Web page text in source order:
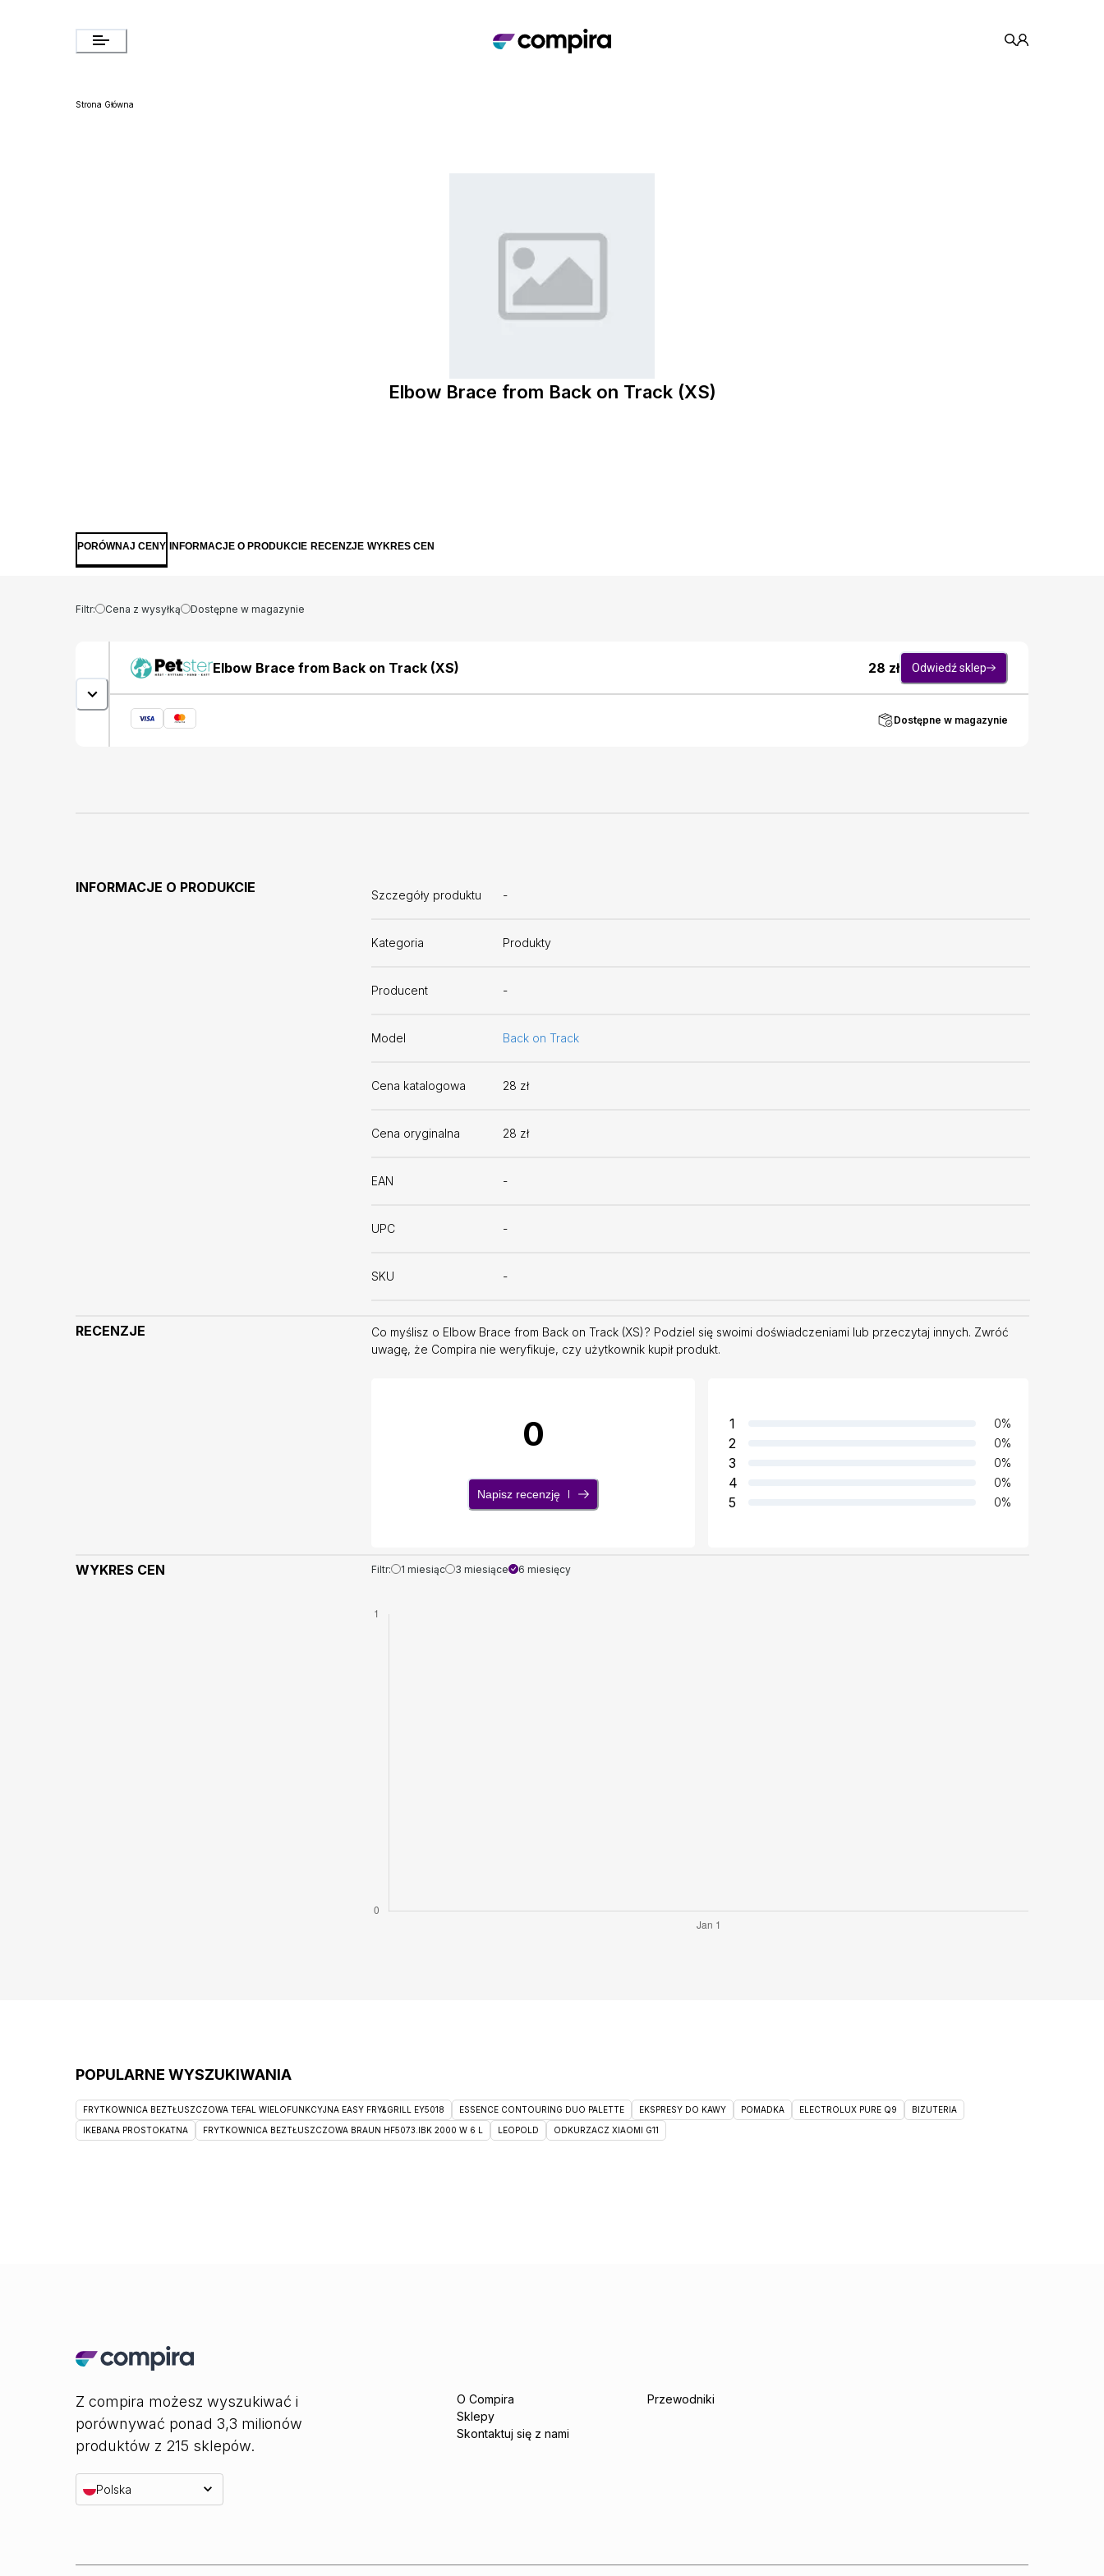
Strona Główna
Elbow Brace from Back on Track (XS)
PORÓWNAJ CENY INFORMACJE O PRODUKCIE RECENZJE WYKRES CEN
Filtr: Cena z wysyłką Dostępne w magazynie
Elbow Brace from Back on Track (XS) 28 zł Odwiedź sklep
Dostępne w magazynie
INFORMACJE O PRODUKCIE
Szczegóły produktu -
Kategoria Produkty
Producent -
Model Back on Track
Cena katalogowa 28 zł
Cena oryginalna 28 zł
EAN -
UPC -
SKU -
RECENZJE
Co myślisz o Elbow Brace from Back on Track (XS)? Podziel się swoimi doświadczeniami lub przeczytaj innych. Zwróć
uwagę, że Compira nie weryfikuje, czy użytkownik kupił produkt.
0
Napisz recenzję
1 0%
2 0%
3 0%
4 0%
5 0%
WYKRES CEN Filtr: 1 miesiąc 3 miesiące 6 miesięcy
POPULARNE WYSZUKIWANIA
FRYTKOWNICA BEZTŁUSZCZOWA TEFAL WIELOFUNKCYJNA EASY FRY&GRILL EY5018 ESSENCE CONTOURING DUO PALETTE EKSPRESY DO KAWY POMADKA ELECTROLUX PURE Q9 BIZUTERIA
IKEBANA PROSTOKATNA FRYTKOWNICA BEZTŁUSZCZOWA BRAUN HF5073.IBK 2000 W 6 L LEOPOLD ODKURZACZ XIAOMI G11
Z compira możesz wyszukiwać i
porównywać ponad 3,3 milionów
produktów z 215 sklepów.
Polska
O Compira
Sklepy
Skontaktuj się z nami
Przewodniki